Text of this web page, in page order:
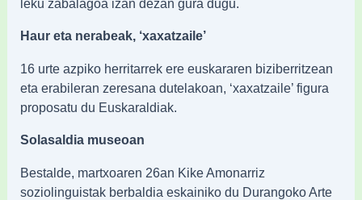
leku zabalagoa izan dezan gura dugu.
Haur eta nerabeak, ‘xaxatzaile’
16 urte azpiko herritarrek ere euskararen biziberritzean
eta erabileran zeresana dutelakoan, ‘xaxatzaile’ figura
proposatu du Euskaraldiak.
Solasaldia museoan
Bestalde, martxoaren 26an Kike Amonarriz
soziolinguistak berbaldia eskainiko du Durangoko Arte